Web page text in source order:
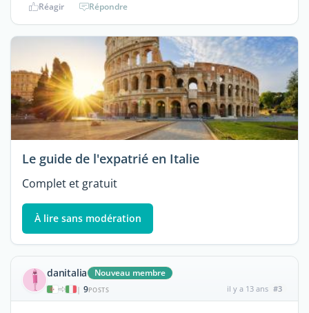
Réagir Répondre
Le guide de l'expatrié en Italie
Complet et gratuit
À lire sans modération
danitalia Nouveau membre
| 9POSTS il y a 13 ans #3